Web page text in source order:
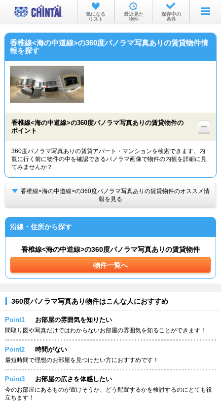
お部屋を探す
沿線・駅から
不動産会社から
気になる
リスト
最近見た
物件
保存中の
条件
香椎線<海の中道線>の360度パノラマ写真ありの賃貸物件情
報を探す
香椎線<海の中道線>の360度パノラマ写真ありの賃貸物件の
ポイント
360度パノラマ写真ありの賃貸アパート・マンションを検索できます。内
覧に行く前に物件の中を確認できるパノラマ画像で物件の内観を詳細に見
てみませんか？
香椎線<海の中道線>の360度パノラマ写真ありの賃貸物件のオススメ情
報を見る
沿線・住所から探す
香椎線<海の中道線>の360度パノラマ写真ありの賃貸物件
物件一覧へ
360度パノラマ写真あり物件はこんな人におすすめ
Point1 お部屋の雰囲気を知りたい
間取り図や写真だけではわからないお部屋の雰囲気を知ることができます！
Point2 時間がない
最短時間で理想のお部屋を見つけたい方におすすめです！
Point3 お部屋の広さを体感したい
今のお部屋にあるものが置けそうか、どう配置するかを検討するのにとても役
立ちます！